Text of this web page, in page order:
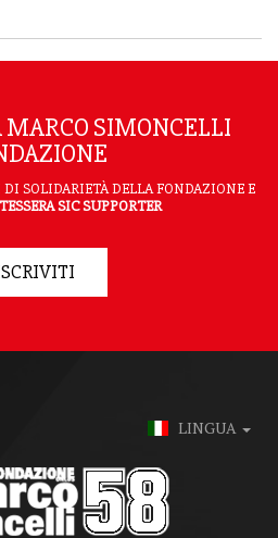
SIMONCELLI
SOLIDARIETÀ DELLA FONDAZIONE E
TESSERA SIC SUPPORTER
LINGUA